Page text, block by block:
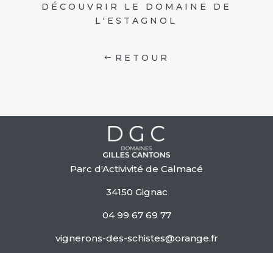
DÉCOUVRIR LE DOMAINE DE
L'ESTAGNOL
RETOUR
Parc d'Activivité de Calmacé
34150 Gignac
04 99 67 69 77
vignerons-des-schistes@orange.fr